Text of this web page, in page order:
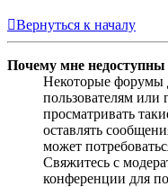
Вернуться к началу
Почему мне
Некоторые форумы
пользователям или
просматривать
оставлять
может
Свяжитесь с
конференции для